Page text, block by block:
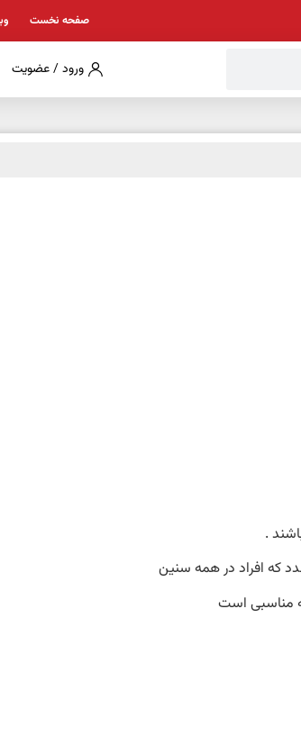
صفحه نخست
ورود / عضویت
.
که افراد در همه سنین
مناسبی است